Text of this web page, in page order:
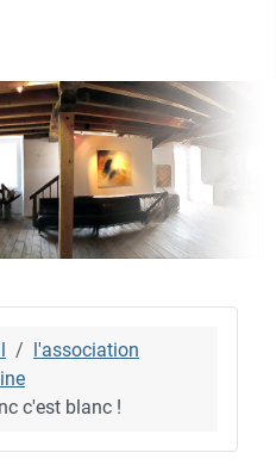
l'association
c'est blanc !